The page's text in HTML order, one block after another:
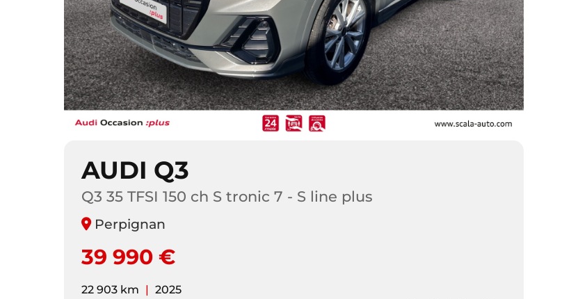
AUDI Q3
Q3 35 TFSI 150 ch S tronic 7 - S line plus
Perpignan
39 990 €
22 903 km | 2025